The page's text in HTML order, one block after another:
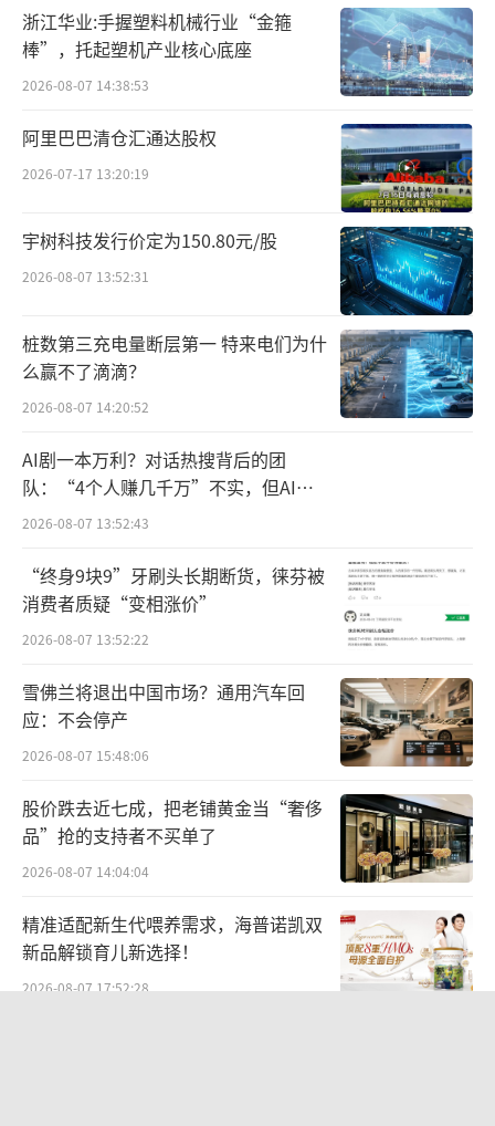
服务消费上，2025年要求扩大健康、养
老、托幼、家政等服务供给；2026年实施服务
消费提质惠民行动，打造消费新场景，培育新
增长点，活跃线下消费，激发下沉市场活力，
首次提出激发下沉市场消费活力。
休假制度方面，2025年强调落实和优化休
假制度；2026年支持有条件的地方推广中小学
春秋假，落实职工带薪错峰休假制度，首次提
出推广中小学春秋假并强调带薪错峰休假。
入境消费上，2025年提出完善免税店政
环境，打造“购在中国”品牌，首次提出品牌
建设。（责任编辑：zx0280）
浙江华业:手握塑料机械行业“金箍
棒”，托起塑机产业核心底座
2026-08-07 14:38:53
阿里巴巴清仓汇通达股权
2026-07-17 13:20:19
宇树科技发行价定为150.80元/股
2026-08-07 13:52:31
桩数第三充电量断层第一 特来电们为什
么赢不了滴滴？
2026-08-07 14:20:52
AI剧一本万利？对话热搜背后的团
队：“4个人赚几千万”不实，但AI演
员确实能带货了
2026-08-07 13:52:43
“终身9块9”牙刷头长期断货，徕芬被
消费者质疑“变相涨价”
2026-08-07 13:52:22
雪佛兰将退出中国市场？通用汽车回
应：不会停产
2026-08-07 15:48:06
股价跌去近七成，把老铺黄金当“奢侈
品”抢的支持者不买单了
2026-08-07 14:04:04
精准适配新生代喂养需求，海普诺凯双
新品解锁育儿新选择！
2026-08-07 17:52:28